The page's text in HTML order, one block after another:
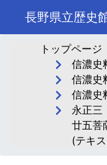
長野県立歴史
トップページ
信濃史
信濃
信濃史
永正
廿五菩
(テキ